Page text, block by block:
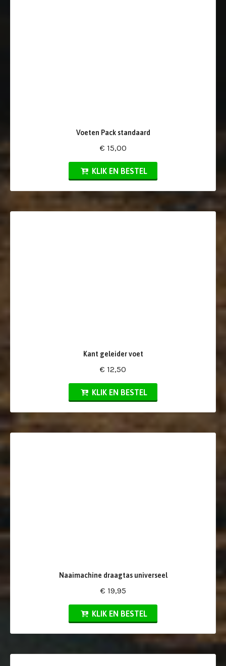
Voeten Pack standaard
€ 15,00
KLIK EN BESTEL
Kant geleider voet
€ 12,50
KLIK EN BESTEL
Naaimachine draagtas universeel
€ 19,95
KLIK EN BESTEL